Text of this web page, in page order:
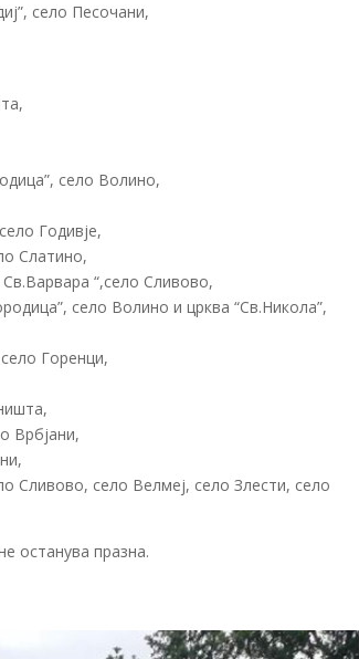
село Песочани,
село Волино,
Годивје,
Слатино,
“,село Сливово,
село Волино и црква “Св.Никола”,
Горенци,
Врбјани,
Сливово, село Велмеј, село Злести, село
останува празна.